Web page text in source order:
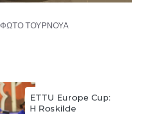
ΦΩΤΟ ΤΟΥΡΝΟΥΑ
ETTU Europe Cup:
Η Roskilde